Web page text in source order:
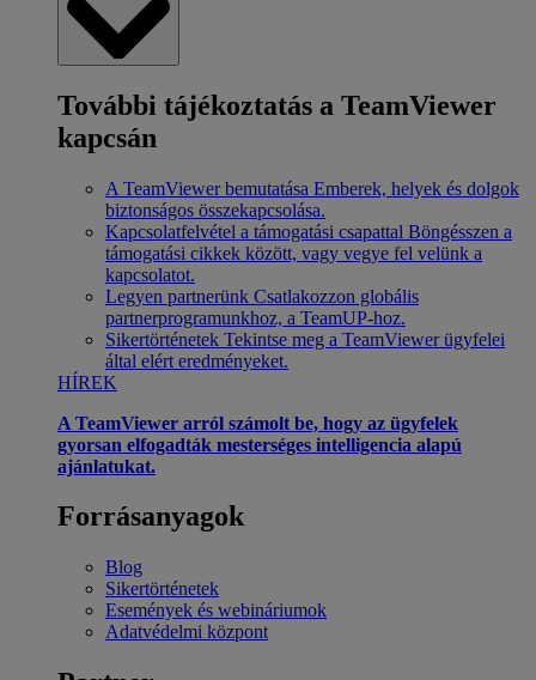
További tájékoztatás a TeamViewer
kapcsán
A TeamViewer bemutatása Emberek, helyek és dolgok
biztonságos összekapcsolása.
Kapcsolatfelvétel a támogatási csapattal Böngésszen a
támogatási cikkek között, vagy vegye fel velünk a
kapcsolatot.
Legyen partnerünk Csatlakozzon globális
partnerprogramunkhoz, a TeamUP-hoz.
Sikertörténetek Tekintse meg a TeamViewer ügyfelei
által elért eredményeket.
HÍREK
A TeamViewer arról számolt be, hogy az ügyfelek
gyorsan elfogadták mesterséges intelligencia alapú
ajánlatukat.
Forrásanyagok
Blog
Sikertörténetek
Események és webináriumok
Adatvédelmi központ